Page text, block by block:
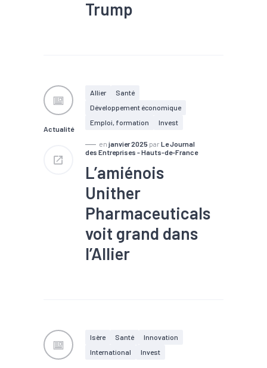
Trump
20 janvier. Le 47ᵉ président
mesures protectionnistes
pour privilégier le marché
aussi avantager une PME bien
française basée dans le
Rhône.
Actualité
Allier
Santé
Développement économique
Emploi, formation
Invest
en janvier 2025 par Le Journal
des Entreprises - Hauts-de-France
L’amiénois
Unither
Pharmaceuticals
voit grand dans
l’Allier
Isère Santé
Innovation
International
Invest